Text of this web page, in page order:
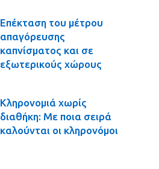
Επέκταση του μέτρου
απαγόρευσης
καπνίσματος και σε
εξωτερικούς χώρους
Κληρονομιά χωρίς
διαθήκη: Με ποια σειρά
καλούνται οι κληρονόμοι